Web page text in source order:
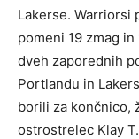
Lakerse. Warriorsi
pomeni 19 zmag
dveh zaporednih
Portlandu in
borili za končnico,
ostrostrelec Klay